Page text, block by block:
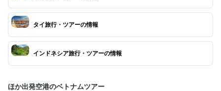
タイ旅行・ツアーの情報
インドネシア旅行・ツアーの情報
ほか出発空港のベトナムツアー